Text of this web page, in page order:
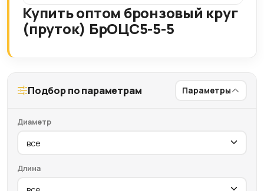
Купить оптом бронзовый круг
(пруток) БрОЦС5-5-5
Подбор по параметрам Параметры
Диаметр
Длина